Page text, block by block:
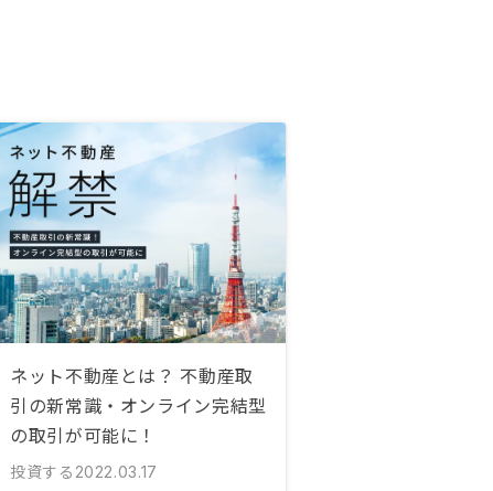
ネット不動産とは？ 不動産取
引の新常識・オンライン完結型
の取引が可能に！
投資する 2022.03.17